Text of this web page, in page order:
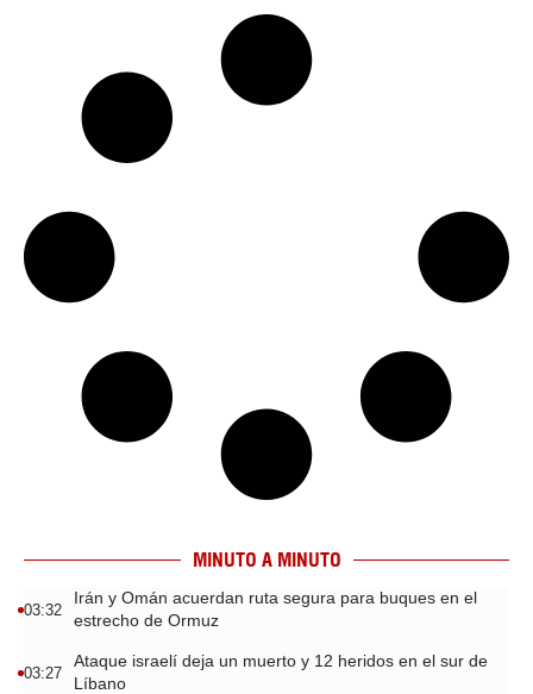
MINUTO A MINUTO
03:32
Irán y Omán acuerdan ruta segura para buques en el
estrecho de Ormuz
03:27
Ataque israelí deja un muerto y 12 heridos en el sur de
Líbano